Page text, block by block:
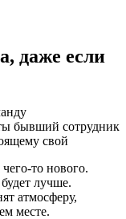
даже если
свой
то нового.
лучше.
атмосферу,
месте.